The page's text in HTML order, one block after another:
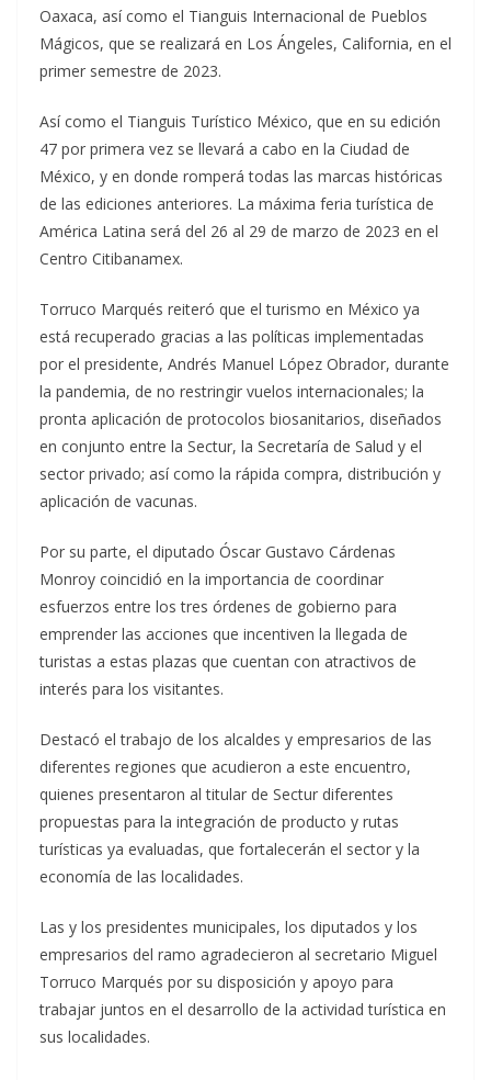
Oaxaca, así como el Tianguis Internacional de Pueblos
Mágicos, que se realizará en Los Ángeles, California, en el
primer semestre de 2023.
Así como el Tianguis Turístico México, que en su edición
47 por primera vez se llevará a cabo en la Ciudad de
México, y en donde romperá todas las marcas históricas
de las ediciones anteriores. La máxima feria turística de
América Latina será del 26 al 29 de marzo de 2023 en el
Centro Citibanamex.
Torruco Marqués reiteró que el turismo en México ya
está recuperado gracias a las políticas implementadas
por el presidente, Andrés Manuel López Obrador, durante
la pandemia, de no restringir vuelos internacionales; la
pronta aplicación de protocolos biosanitarios, diseñados
en conjunto entre la Sectur, la Secretaría de Salud y el
sector privado; así como la rápida compra, distribución y
aplicación de vacunas.
Por su parte, el diputado Óscar Gustavo Cárdenas
Monroy coincidió en la importancia de coordinar
esfuerzos entre los tres órdenes de gobierno para
emprender las acciones que incentiven la llegada de
turistas a estas plazas que cuentan con atractivos de
interés para los visitantes.
Destacó el trabajo de los alcaldes y empresarios de las
diferentes regiones que acudieron a este encuentro,
quienes presentaron al titular de Sectur diferentes
propuestas para la integración de producto y rutas
turísticas ya evaluadas, que fortalecerán el sector y la
economía de las localidades.
Las y los presidentes municipales, los diputados y los
empresarios del ramo agradecieron al secretario Miguel
Torruco Marqués por su disposición y apoyo para
trabajar juntos en el desarrollo de la actividad turística en
sus localidades.